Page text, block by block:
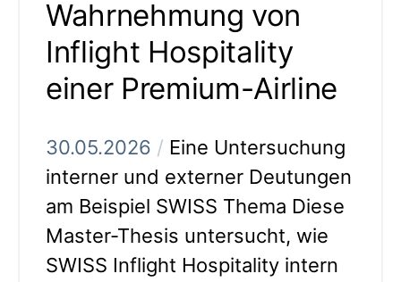
Wahrnehmung von
Inflight Hospitality
einer Premium-Airline
30.05.2026 / Eine Untersuchung
interner und externer Deutungen
am Beispiel SWISS Thema Diese
Master-Thesis untersucht, wie
SWISS Inflight Hospitality intern